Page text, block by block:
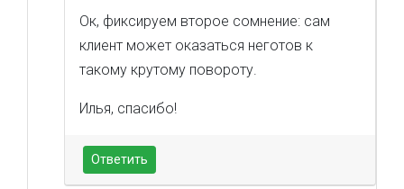
Ок, фиксируем второе сомнение: сам
клиент может оказаться неготов к
такому крутому повороту.
Илья, спасибо!
Ответить